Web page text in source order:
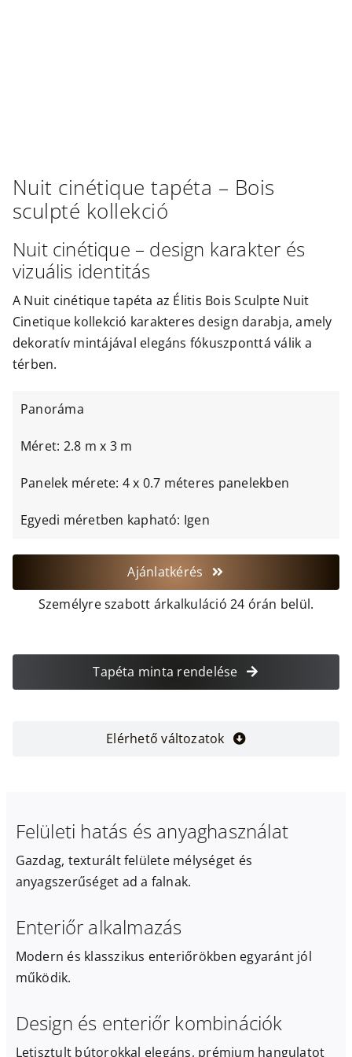
Nuit cinétique tapéta – Bois
sculpté kollekció
Nuit cinétique – design karakter és
vizuális identitás
A Nuit cinétique tapéta az Élitis Bois Sculpte Nuit
Cinetique kollekció karakteres design darabja, amely
dekoratív mintájával elegáns fókuszponttá válik a
térben.
Panoráma
Méret: 2.8 m x 3 m
Panelek mérete: 4 x 0.7 méteres panelekben
Egyedi méretben kapható: Igen
Ajánlatkérés
Személyre szabott árkalkuláció 24 órán belül.
Tapéta minta rendelése
Elérhető változatok
Felületi hatás és anyaghasználat
Gazdag, texturált felülete mélységet és
anyagszerűséget ad a falnak.
Enteriőr alkalmazás
Modern és klasszikus enteriőrökben egyaránt jól
működik.
Design és enteriőr kombinációk
Letisztult bútorokkal elegáns, prémium hangulatot